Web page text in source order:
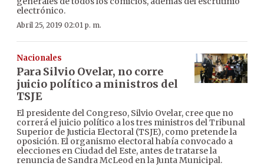
electrónico.
Abril 25, 2019 02:01 p. m.
Nacionales
Para Silvio Ovelar, no corre
juicio político a ministros del
TSJE
El presidente del Congreso, Silvio Ovelar, cree que no
correrá el juicio político a los tres ministros del Tribunal
Superior de Justicia Electoral (TSJE), como pretende la
oposición. El organismo electoral había convocado a
elecciones en Ciudad del Este, antes de tratarse la
renuncia de Sandra McLeod en la Junta Municipal.